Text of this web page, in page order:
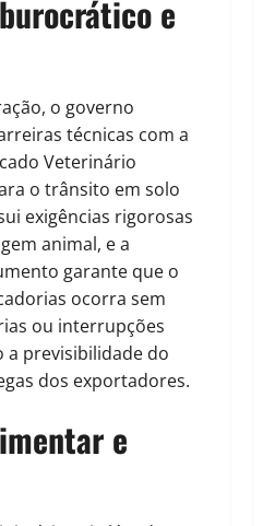
e
o governo
técnicas com a
Veterinário
o trânsito em solo
exigências rigorosas
animal, e a
garante que o
ocorra sem
ou interrupções
a previsibilidade do
dos exportadores.
e